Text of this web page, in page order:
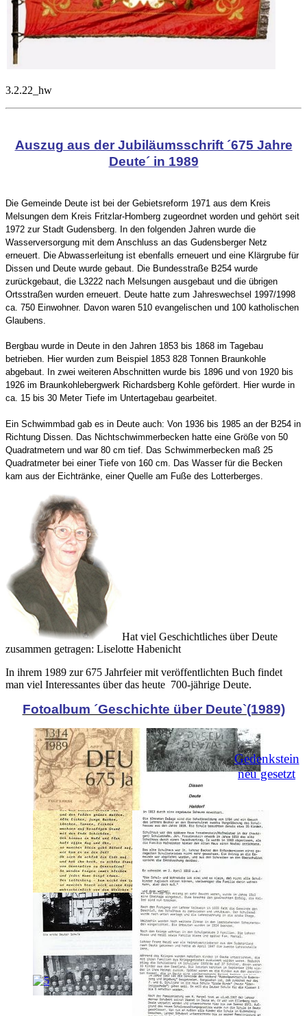
3.2.22_hw
Auszug aus der Jubiläumsschrift ´675 Jahre
Deute´ in 1989
Die Gemeinde Deute ist bei der Gebietsreform 1971 aus dem Kreis
Melsungen dem Kreis Fritzlar-Homberg zugeordnet worden und gehört seit
1972 zur Stadt Gudensberg. In den folgenden Jahren wurde die
Wasserversorgung mit dem Anschluss an das Gudensberger Netz
erneuert. Die Abwasserleitung ist ebenfalls erneuert und eine Klärgrube für
Dissen und Deute wurde gebaut. Die Bundesstraße B254 wurde
zurückgebaut, die L3222 nach Melsungen ausgebaut und die übrigen
Ortsstraßen wurden erneuert. Deute hatte zum Jahreswechsel 1997/1998
ca. 750 Einwohner. Davon waren 510 evangelischen und 100 katholischen
Glaubens.
Bergbau wurde in Deute in den Jahren 1853 bis 1868 im Tagebau
betrieben. Hier wurden zum Beispiel 1853 828 Tonnen Braunkohle
abgebaut. In zwei weiteren Abschnitten wurde bis 1896 und von 1920 bis
1926 im Braunkohlebergwerk Richardsberg Kohle gefördert. Hier wurde in
ca. 15 bis 30 Meter Tiefe im Untertagebau gearbeitet.
Ein Schwimmbad gab es in Deute auch: Von 1936 bis 1985 an der B254 in
Richtung Dissen. Das Nichtschwimmerbecken hatte eine Größe von 50
Quadratmetern und war 80 cm tief. Das Schwimmerbecken maß 25
Quadratmeter bei einer Tiefe von 160 cm. Das Wasser für die Becken
kam aus der Eichtränke, einer Quelle am Fuße des Lotterberges.
Hat viel Geschichtliches über Deute
zusammen getragen: Liselotte Habenicht
In ihrem 1989 zur 675 Jahrfeier mit veröffentlichten Buch findet
man viel Interessantes über das heute 700-jährige Deute.
Fotoalbum ´Geschichte über Deute`(1989)
Gedenkstein
neu gesetzt